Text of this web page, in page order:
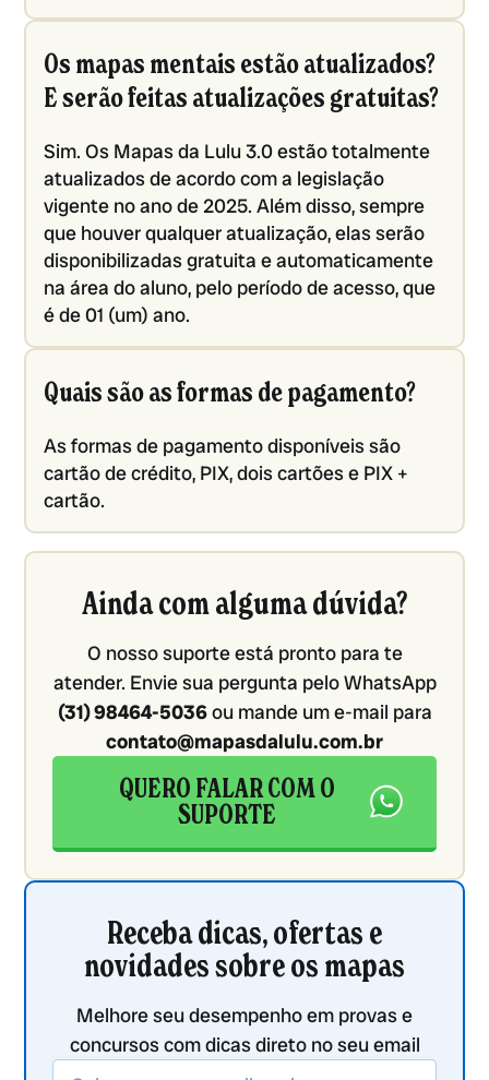
Os mapas mentais estão atualizados?
E serão feitas atualizações gratuitas?
Sim. Os Mapas da Lulu 3.0 estão totalmente
atualizados de acordo com a legislação
vigente no ano de 2025. Além disso, sempre
que houver qualquer atualização, elas serão
disponibilizadas gratuita e automaticamente
na área do aluno, pelo período de acesso, que
é de 01 (um) ano.
Quais são as formas de pagamento?
As formas de pagamento disponíveis são
cartão de crédito, PIX, dois cartões e PIX +
cartão.
Ainda com alguma dúvida?
O nosso suporte está pronto para te
atender. Envie sua pergunta pelo WhatsApp
(31) 98464-5036ou mande um e-mail para
contato@mapasdalulu.com.br
QUERO FALAR COM O
SUPORTE
Receba dicas, ofertas e
novidades sobre os mapas
Melhore seu desempenho em provas e
concursos com dicas direto no seu email